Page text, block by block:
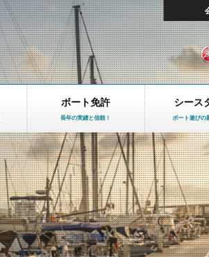
ボート免許
長年の実績と信頼！
シース
ボート遊びの